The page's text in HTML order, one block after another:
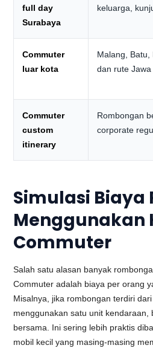
full day
Surabaya
keluarga,
Commuter
luar kota
Malang, Batu,
dan rute Jawa
Commuter
custom
itinerary
Rombongan
corporate
Simulasi Biaya
Menggunakan
Commuter
Salah satu alasan banyak
Commuter adalah biaya per orang
Misalnya, jika rombongan terdiri
menggunakan satu unit kendaraan,
bersama. Ini sering lebih praktis
mobil kecil yang masing-masing